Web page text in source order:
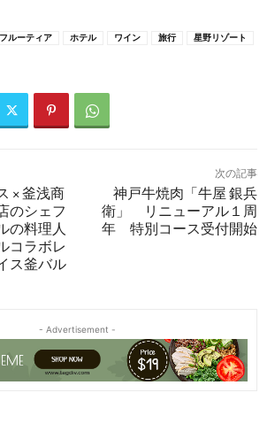
フルーティア ホテル ワイン 旅行 星野リゾート
× 釜浅商
のシェフ
の料理人
コラボレ
ス釜バル
次の記事
神戸牛焼肉「牛屋 銀兵
衛」 リニューアル１周
年 特別コース受付開始
- Advertisement -